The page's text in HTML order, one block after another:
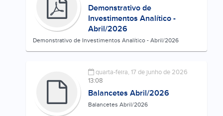
Demonstrativo de
Investimentos Analítico -
Abril/2026
Demonstrativo de Investimentos Analítico - Abril/2026
quarta-feira, 17 de junho de 2026
13:08
Balancetes Abril/2026
Balancetes Abril/2026